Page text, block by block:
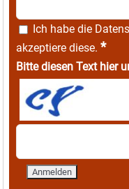
Ich habe die
akzeptiere diese. *
Bitte diesen Text hier